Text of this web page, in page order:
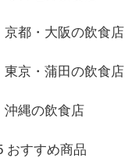
京都・大阪の飲食店
東京・蒲田の飲食店
沖縄の飲食店
おすすめ商品